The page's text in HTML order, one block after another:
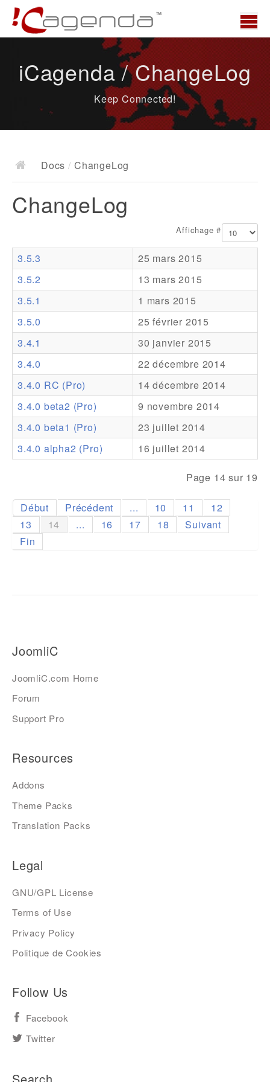
News
Docs
Documentation
Ressources
Addons
Theme Packs
Translation Packs
Support
Forum
Support Pro
iCagenda / ChangeLog
Keep Connected!
Docs / ChangeLog
ChangeLog
Affichage #
3.5.3
25 mars 2015
3.5.2
13 mars 2015
3.5.1
1 mars 2015
3.5.0
25 février 2015
3.4.1
30 janvier 2015
3.4.0
22 décembre 2014
3.4.0 RC (Pro)
14 décembre 2014
3.4.0 beta2 (Pro)
9 novembre 2014
3.4.0 beta1 (Pro)
23 juillet 2014
3.4.0 alpha2 (Pro)
16 juillet 2014
Page 14 sur 19
Début Précédent ... 10 11
12
13
14 ... 16 17 18
Suivant
Fin
JoomliC
JoomliC.com Home
Forum
Support Pro
Resources
Addons
Theme Packs
Translation Packs
Legal
GNU/GPL License
Terms of Use
Privacy Policy
Politique de Cookies
Follow Us
Facebook
Twitter